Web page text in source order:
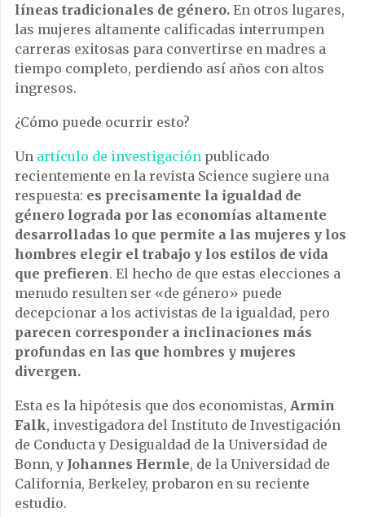
líneas tradicionales de género. En otros lugares,
las mujeres altamente calificadas interrumpen
carreras exitosas para convertirse en madres a
tiempo completo, perdiendo así años con altos
ingresos.
¿Cómo puede ocurrir esto?
Un artículo de investigación publicado
recientemente en la revista Science sugiere una
respuesta: es precisamente la igualdad de
género lograda por las economías altamente
desarrolladas lo que permite a las mujeres y los
hombres elegir el trabajo y los estilos de vida
que prefieren. El hecho de que estas elecciones a
menudo resulten ser «de género» puede
decepcionar a los activistas de la igualdad, pero
parecen corresponder a inclinaciones más
profundas en las que hombres y mujeres
divergen.
Esta es la hipótesis que dos economistas, Armin
Falk, investigadora del Instituto de Investigación
de Conducta y Desigualdad de la Universidad de
Bonn, y Johannes Hermle, de la Universidad de
California, Berkeley, probaron en su reciente
estudio.